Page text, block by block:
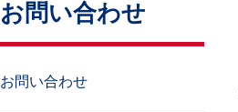
お問い合わせ
お問い合わせ